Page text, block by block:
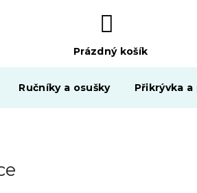
NÁKUPNÍ
KOŠÍK
Prázdný košík
Ručníky a osušky Přikrývka